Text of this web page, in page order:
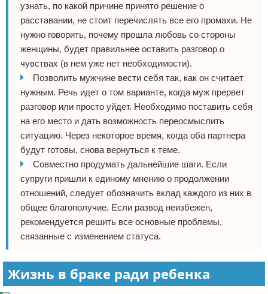
узнать, по какой причине принято решение о
расставании, не стоит перечислять все его промахи. Не
нужно говорить, почему прошла любовь со стороны
женщины, будет правильнее оставить разговор о
чувствах (в нем уже нет необходимости).
Позволить мужчине вести себя так, как он считает
нужным. Речь идет о том варианте, когда муж прервет
разговор или просто уйдет. Необходимо поставить себя
на его место и дать возможность переосмыслить
ситуацию. Через некоторое время, когда оба партнера
будут готовы, снова вернуться к теме.
Совместно продумать дальнейшие шаги. Если
супруги пришли к единому мнению о продолжении
отношений, следует обозначить вклад каждого из них в
общее благополучие. Если развод неизбежен,
рекомендуется решить все основные проблемы,
связанные с изменением статуса.
Жизнь в браке ради ребенка